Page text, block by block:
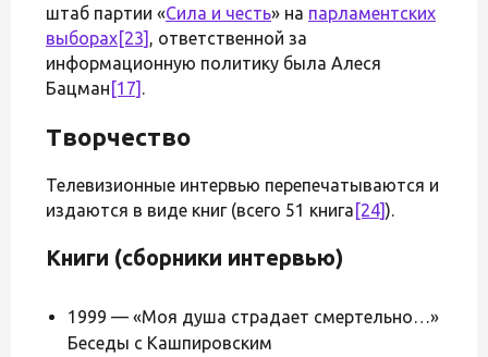
штаб партии «Сила и честь» на парламентских
выборах[23] , ответственной за
информационную политику была Алеся
Бацман [17] .
Творчество
Телевизионные интервью перепечатываются и
издаются в виде книг (всего 51 книга [24]).
Книги (сборники интервью)
1999 — «Моя душа страдает смертельно…»
Беседы с Кашпировским